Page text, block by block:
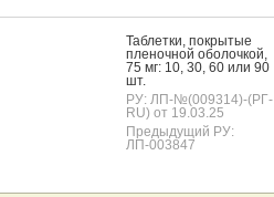
Таб­летки, пок­ры­тые
пле­ноч­ной обо­лоч­кой,
75 мг: 10, 30, 60 или 90
шт.
РУ: ЛП-№(009314)-(РГ-
RU) от 19.03.25
Предыдущий РУ:
ЛП-003847